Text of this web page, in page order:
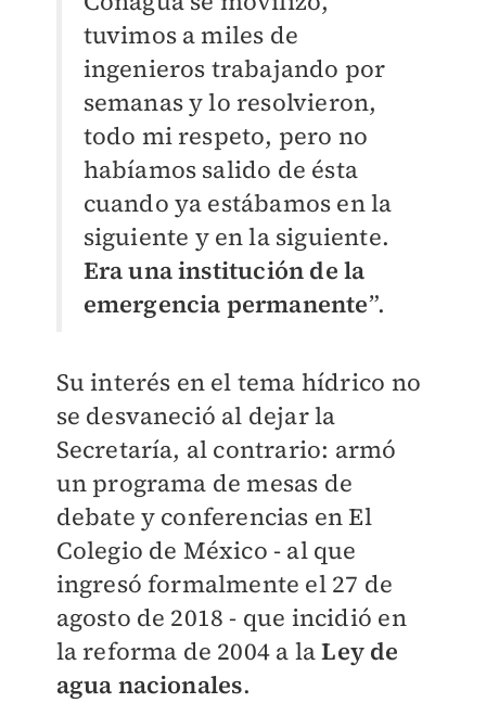
tuvimos a miles de
ingenieros trabajando por
semanas y lo resolvieron,
todo mi respeto, pero no
habíamos salido de ésta
cuando ya estábamos en la
siguiente y en la siguiente.
Era una institución de la
emergencia permanente”.
Su interés en el tema hídrico no
se desvaneció al dejar la
Secretaría, al contrario: armó
un programa de mesas de
debate y conferencias en El
Colegio de México - al que
ingresó formalmente el 27 de
agosto de 2018 - que incidió en
la reforma de 2004 a laLey de
agua nacionales.